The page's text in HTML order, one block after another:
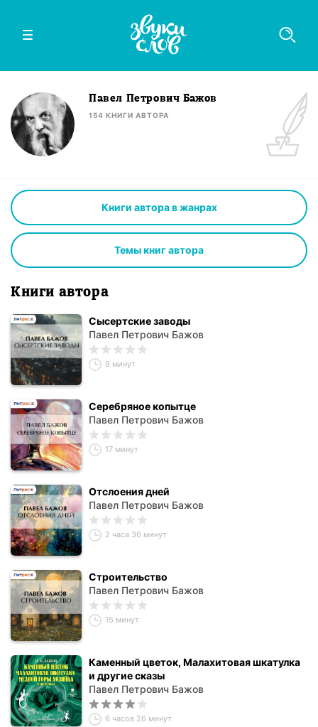
Павел Петрович Бажов
154 КНИГИ АВТОРА
Книги автора в жанрах
Темы книг автора
Книги автора
Сысертские заводы
Павел Петрович Бажов
9 минут
Серебряное копытце
Павел Петрович Бажов
17 минут
Отслоения дней
Павел Петрович Бажов
2 часа 36 минут
Строительство
Павел Петрович Бажов
15 минут
Каменный цветок, Малахитовая шкатулка
и другие сказы
Павел Петрович Бажов
6 часов 26 минут